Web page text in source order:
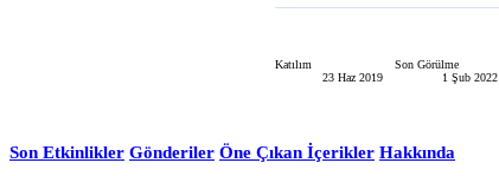
Katılım
23 Haz 2019
Son Görülme
1 Şub 2022
Son Etkinlikler Gönderiler Öne Çıkan İçerikler Hakkında